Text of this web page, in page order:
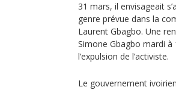
31 mars, il envisageait
genre prévue dans la
Laurent Gbagbo. Une
Simone Gbagbo mardi à
l’expulsion de l’activiste.
Le gouvernement